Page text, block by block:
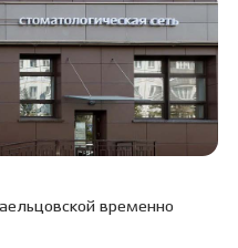
временно